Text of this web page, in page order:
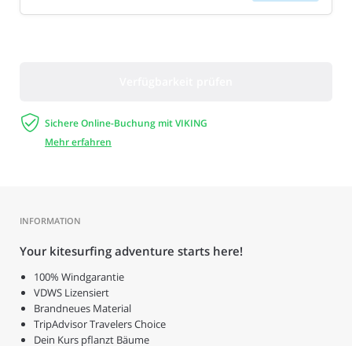
 Sichere Online-Buchung mit VIKING
Mehr erfahren
INFORMATION
Your kitesurfing adventure starts here!
100% Windgarantie
VDWS Lizensiert
Brandneues Material
TripAdvisor Travelers Choice
Dein Kurs pflanzt Bäume